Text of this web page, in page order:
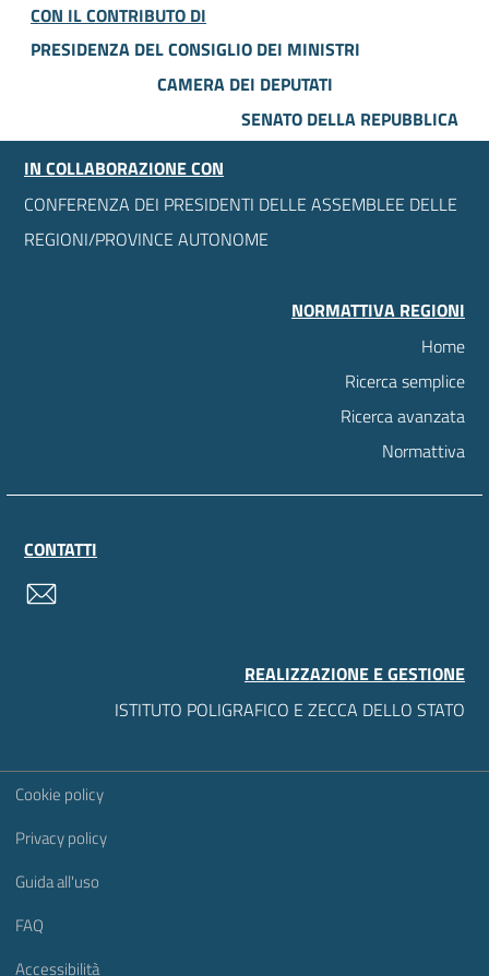
CON IL CONTRIBUTO DI
PRESIDENZA DEL CONSIGLIO DEI MINISTRI
CAMERA DEI DEPUTATI
SENATO DELLA REPUBBLICA
IN COLLABORAZIONE CON
CONFERENZA DEI PRESIDENTI DELLE ASSEMBLEE DELLE
REGIONI/PROVINCE AUTONOME
NORMATTIVA REGIONI
Home
Ricerca semplice
Ricerca avanzata
Normattiva
CONTATTI
REALIZZAZIONE E GESTIONE
ISTITUTO POLIGRAFICO E ZECCA DELLO STATO
Sezione Link Utili
Cookie policy
Privacy policy
Guida all'uso
FAQ
Accessibilità